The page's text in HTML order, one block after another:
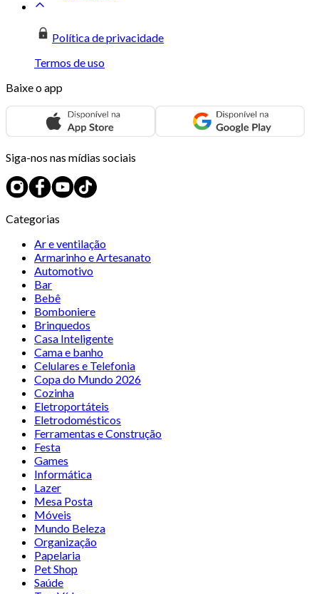
Política de privacidade
Termos de uso
Baixe o app
Siga-nos nas mídias sociais
Categorias
Ar e ventilação
Armarinho e Artesanato
Automotivo
Bar
Bebê
Bomboniere
Brinquedos
Casa Inteligente
Cama e banho
Celulares e Telefonia
Copa do Mundo 2026
Cozinha
Eletroportáteis
Eletrodomésticos
Ferramentas e Construção
Festa
Games
Informática
Lazer
Mesa Posta
Móveis
Mundo Beleza
Organização
Papelaria
Pet Shop
Saúde